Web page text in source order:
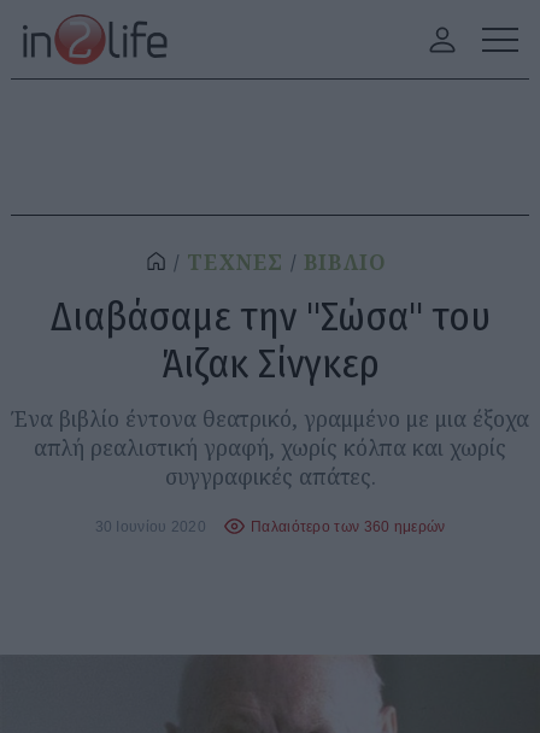
ΤΕΧΝΕΣ ΒΙΒΛΙΟ
Διαβάσαμε την "Σώσα" του
Άιζακ Σίνγκερ
Ένα βιβλίο έντονα θεατρικό, γραμμένο με μια έξοχα
απλή ρεαλιστική γραφή, χωρίς κόλπα και χωρίς
συγγραφικές απάτες.
30 Ιουνίου 2020 Παλαιότερο των 360 ημερών